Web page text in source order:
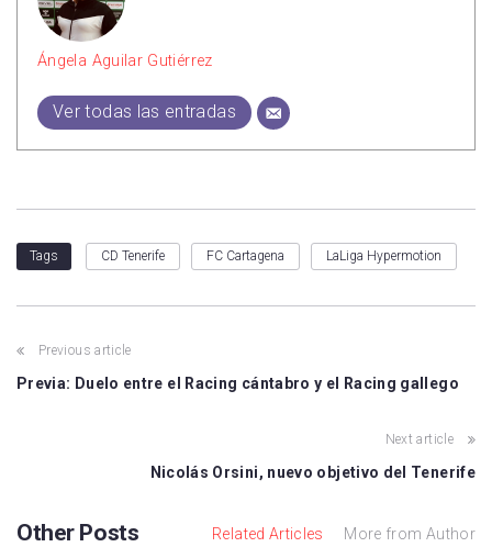
Ángela Aguilar Gutiérrez
Ver todas las entradas
Tags CD Tenerife FC Cartagena LaLiga Hypermotion
Previous article
Previa: Duelo entre el Racing cántabro y el Racing gallego
Next article
Nicolás Orsini, nuevo objetivo del Tenerife
Other Posts Related Articles More from Author